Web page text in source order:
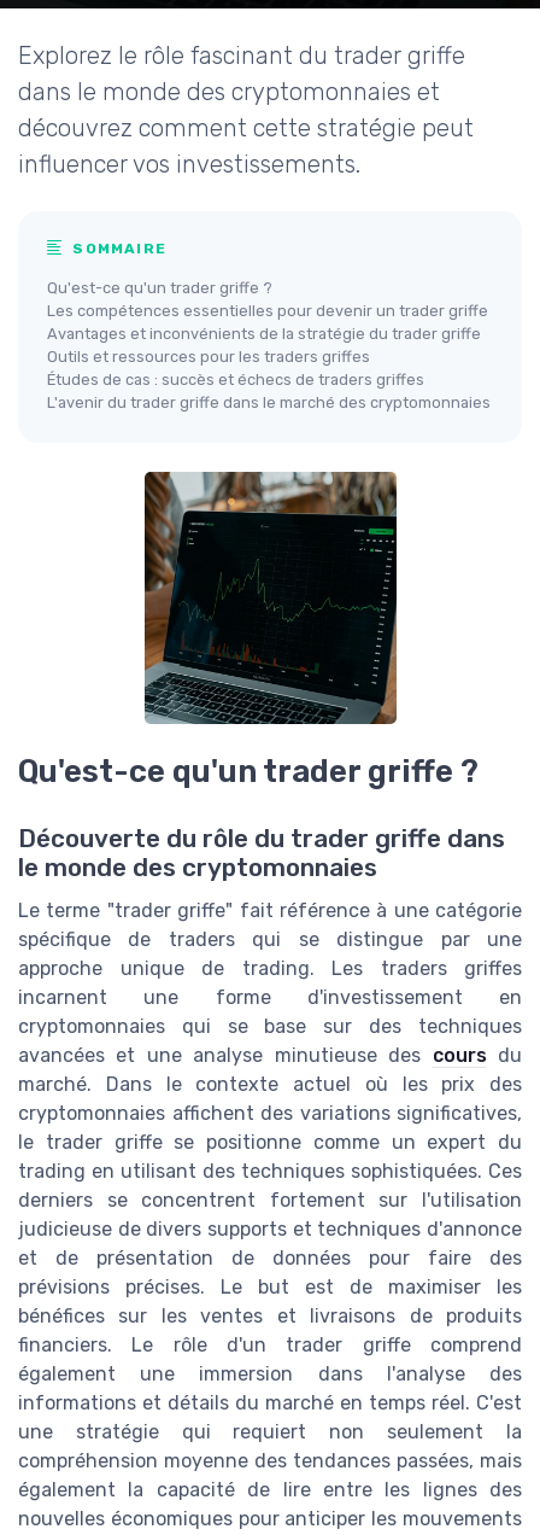
Explorez le rôle fascinant du trader griffe
dans le monde des cryptomonnaies et
découvrez comment cette stratégie peut
influencer vos investissements.
SOMMAIRE
Qu'est-ce qu'un trader griffe ?
Les compétences essentielles pour devenir un trader griffe
Avantages et inconvénients de la stratégie du trader griffe
Outils et ressources pour les traders griffes
Études de cas : succès et échecs de traders griffes
L'avenir du trader griffe dans le marché des cryptomonnaies
Qu'est-ce qu'un trader griffe ?
Découverte du rôle du trader griffe dans
le monde des cryptomonnaies
Le terme "trader griffe" fait référence à une catégorie
spécifique de traders qui se distingue par une
approche unique de trading. Les traders griffes
incarnent une forme d'investissement en
cryptomonnaies qui se base sur des techniques
avancées et une analyse minutieuse des coursdu
marché. Dans le contexte actuel où les prix des
cryptomonnaies affichent des variations significatives,
le trader griffe se positionne comme un expert du
trading en utilisant des techniques sophistiquées. Ces
derniers se concentrent fortement sur l'utilisation
judicieuse de divers supports et techniques d'annonce
et de présentation de données pour faire des
prévisions précises. Le but est de maximiser les
bénéfices sur les ventes et livraisons de produits
financiers. Le rôle d'un trader griffe comprend
également une immersion dans l'analyse des
informations et détails du marché en temps réel. C'est
une stratégie qui requiert non seulement la
compréhension moyenne des tendances passées, mais
également la capacité de lire entre les lignes des
nouvelles économiques pour anticiper les mouvements